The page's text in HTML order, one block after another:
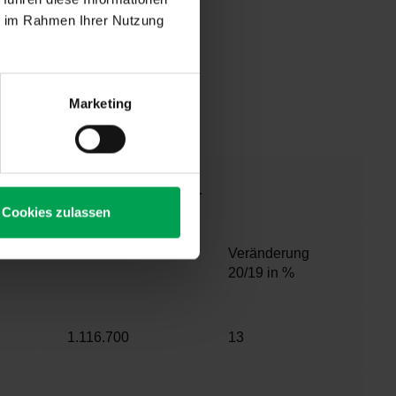
Rahmen Ihrer Nutzung
Marketing
Cookies zulassen
In den
Prozent).
Pkw
Januar–Mai 2021
Veränderung
20/19 in %
1.116.700 13